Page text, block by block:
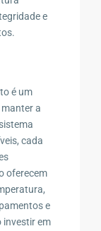
e
é um
a
cada
oferecem
e
investir em